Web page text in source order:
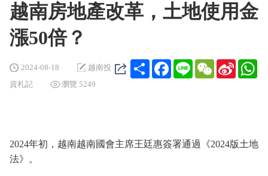
越南房地產改革，土地使用金
漲50倍？
Share FacebookLine WeChat Sina
Weibo
2024-08-18
越南投
資札記
瀏覽 5249
2024年初，越南越南國會主席王廷惠簽署通過《2024版土地
法》。